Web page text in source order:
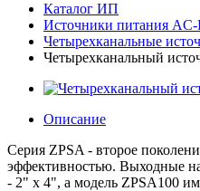
Каталог ИП
Источники питания AC-
Четырехканальные
Четырехканальный
Описание
Серия ZPSA - второе
эффективностью. Выходные
- 2" x 4", а модель ZPSA100